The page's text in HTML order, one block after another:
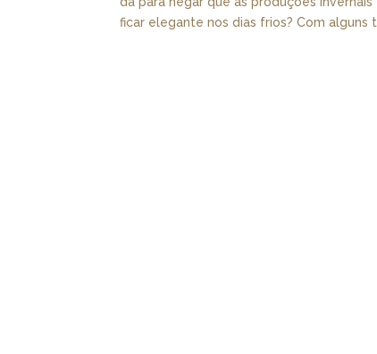
ficar elegante nos dias frios? Com alguns